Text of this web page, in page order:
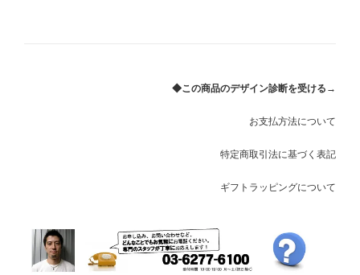
◆この商品のデザイン診断を受ける→
お支払方法について
特定商取引法に基づく表記
ギフトラッピングについて